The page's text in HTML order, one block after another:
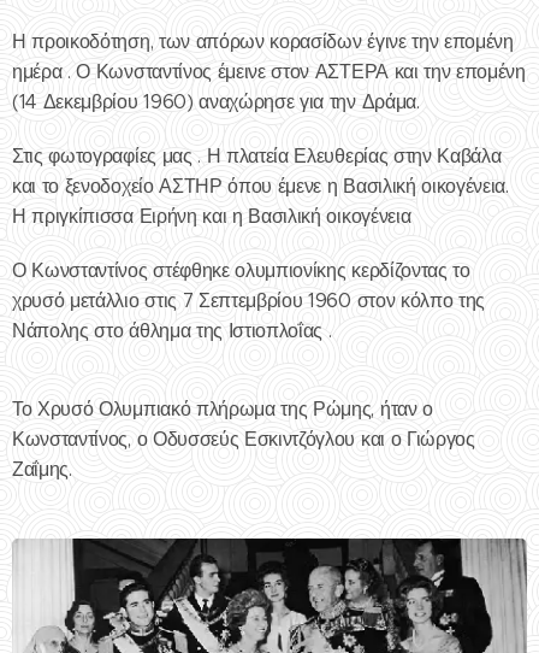
Η προικοδότηση, των απόρων κορασίδων έγινε την επομένη
ημέρα . Ο Κωνσταντίνος έμεινε στον ΑΣΤΕΡΑ και την επομένη
(14 Δεκεμβρίου 1960) αναχώρησε για την Δράμα.
Στις φωτογραφίες μας . Η πλατεία Ελευθερίας στην Καβάλα
και το ξενοδοχείο ΑΣΤΗΡ όπου έμενε η Βασιλική οικογένεια.
Η πριγκίπισσα Ειρήνη και η Βασιλική οικογένεια
Ο Κωνσταντίνος στέφθηκε ολυμπιονίκης κερδίζοντας το
χρυσό μετάλλιο στις 7 Σεπτεμβρίου 1960 στον κόλπο της
Νάπολης στο άθλημα της Ιστιοπλοΐας .
Το Χρυσό Ολυμπιακό πλήρωμα της Ρώμης, ήταν ο
Κωνσταντίνος, ο Οδυσσεύς Εσκιντζόγλου και ο Γιώργος
Ζαΐμης.